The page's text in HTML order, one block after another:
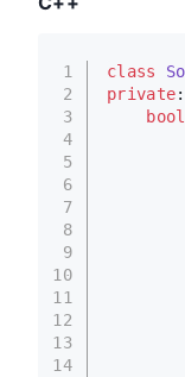
1
2
3
4
5
6
7
8
9
10
11
12
13
14
class
private:
bool